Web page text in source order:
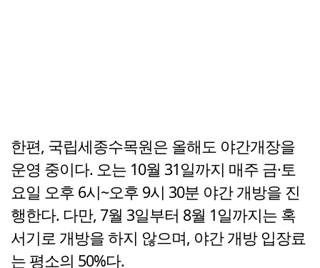
한편, 국립세종수목원은 올해도 야간개장을
운영 중이다. 오는 10월 31일까지 매주 금·토
요일 오후 6시~오후 9시 30분 야간 개방을 진
행한다. 다만, 7월 3일부터 8월 1일까지는 혹
서기로 개방을 하지 않으며, 야간 개방 입장료
는 평소의 50%다.